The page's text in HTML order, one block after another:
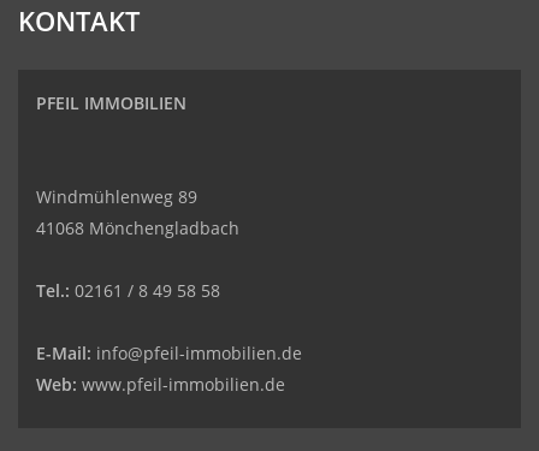
KONTAKT
PFEIL IMMOBILIEN
Windmühlenweg 89
41068 Mönchengladbach
Tel.: 02161 / 8 49 58 58
E-Mail: info@pfeil-immobilien.de
Web: www.pfeil-immobilien.de